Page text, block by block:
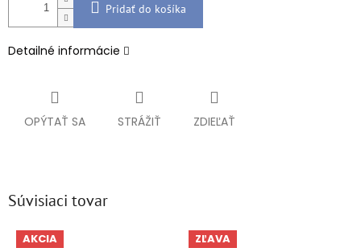
Pridať do košíka
Detailné informácie
OPÝTAŤ SA STRÁŽIŤ ZDIEĽAŤ
Súvisiaci tovar
AKCIA ZĽAVA